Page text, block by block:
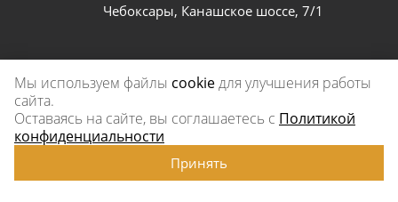
Чебоксары, Канашское шоссе, 7/1
Мы используем файлы cookieдля улучшения работы
сайта.
Оставаясь на сайте, вы соглашаетесь с Политикой
конфиденциальности
Принять